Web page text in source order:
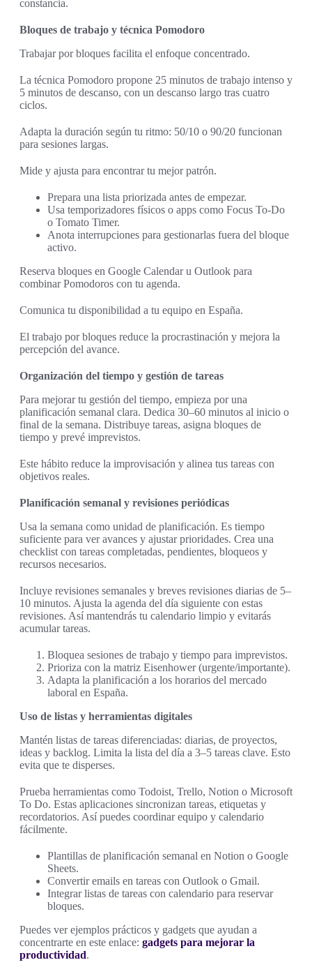
constancia.
Bloques de trabajo y técnica Pomodoro
Trabajar por bloques facilita el enfoque concentrado.
La técnica Pomodoro propone 25 minutos de trabajo intenso y
5 minutos de descanso, con un descanso largo tras cuatro
ciclos.
Adapta la duración según tu ritmo: 50/10 o 90/20 funcionan
para sesiones largas.
Mide y ajusta para encontrar tu mejor patrón.
Prepara una lista priorizada antes de empezar.
Usa temporizadores físicos o apps como Focus To-Do
o Tomato Timer.
Anota interrupciones para gestionarlas fuera del bloque
activo.
Reserva bloques en Google Calendar u Outlook para
combinar Pomodoros con tu agenda.
Comunica tu disponibilidad a tu equipo en España.
El trabajo por bloques reduce la procrastinación y mejora la
percepción del avance.
Organización del tiempo y gestión de tareas
Para mejorar tu gestión del tiempo, empieza por una
planificación semanal clara. Dedica 30–60 minutos al inicio o
final de la semana. Distribuye tareas, asigna bloques de
tiempo y prevé imprevistos.
Este hábito reduce la improvisación y alinea tus tareas con
objetivos reales.
Planificación semanal y revisiones periódicas
Usa la semana como unidad de planificación. Es tiempo
suficiente para ver avances y ajustar prioridades. Crea una
checklist con tareas completadas, pendientes, bloqueos y
recursos necesarios.
Incluye revisiones semanales y breves revisiones diarias de 5–
10 minutos. Ajusta la agenda del día siguiente con estas
revisiones. Así mantendrás tu calendario limpio y evitarás
acumular tareas.
Bloquea sesiones de trabajo y tiempo para imprevistos.
Prioriza con la matriz Eisenhower (urgente/importante).
Adapta la planificación a los horarios del mercado
laboral en España.
Uso de listas y herramientas digitales
Mantén listas de tareas diferenciadas: diarias, de proyectos,
ideas y backlog. Limita la lista del día a 3–5 tareas clave. Esto
evita que te disperses.
Prueba herramientas como Todoist, Trello, Notion o Microsoft
To Do. Estas aplicaciones sincronizan tareas, etiquetas y
recordatorios. Así puedes coordinar equipo y calendario
fácilmente.
Plantillas de planificación semanal en Notion o Google
Sheets.
Convertir emails en tareas con Outlook o Gmail.
Integrar listas de tareas con calendario para reservar
bloques.
Puedes ver ejemplos prácticos y gadgets que ayudan a
concentrarte en este enlace: gadgets para mejorar la
productividad.